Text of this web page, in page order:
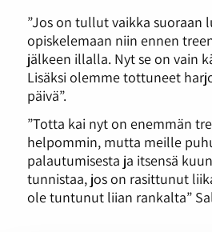
”Jos on tullut vaikka suoraan
opiskelemaan niin ennen
jälkeen illalla. Nyt se on vain
Lisäksi olemme tottuneet
päivä”.
”Totta kai nyt on enemmän
helpommin, mutta meille
palautumisesta ja itsensä
tunnistaa, jos on rasittunut
ole tuntunut liian rankalta”